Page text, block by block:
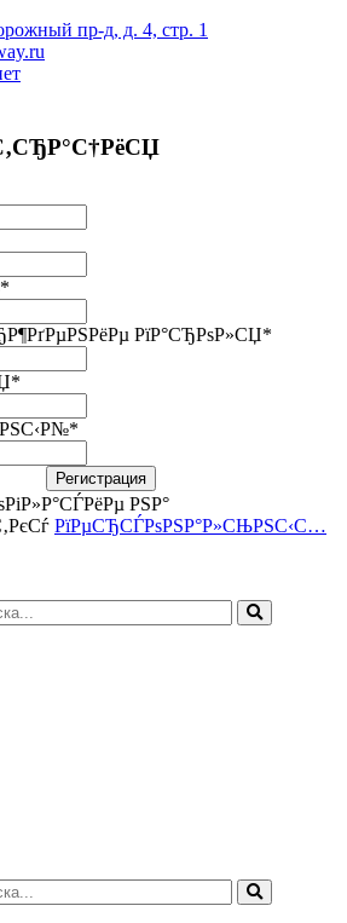
пр-д, д. 4, стр. 1
*
РїР°СЂРѕР»СЏ*
*
*
Регистрация
РЅР°
РїРµСЂСЃРѕРЅР°Р»СЊРЅС‹С…